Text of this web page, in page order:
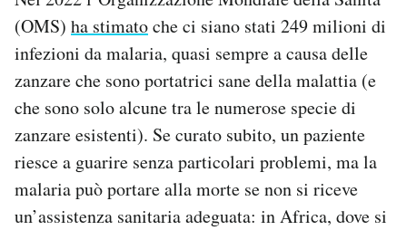
(OMS) ha stimatoche ci siano stati 249 milioni di
infezioni da malaria, quasi sempre a causa delle
zanzare che sono portatrici sane della malattia (e
che sono solo alcune tra le numerose specie di
zanzare esistenti). Se curato subito, un paziente
riesce a guarire senza particolari problemi, ma la
malaria può portare alla morte se non si riceve
un’assistenza sanitaria adeguata: in Africa, dove si